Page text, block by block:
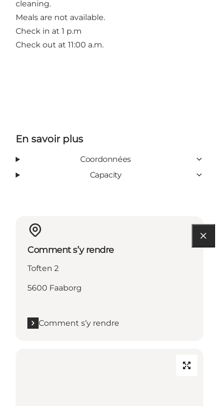
cleaning.
Meals are not available.
Check in at 1 p.m
Check out at 11:00 a.m.
En savoir plus
Coordonnées
Capacity
Comment s’y rendre
Toften 2
5600 Faaborg
Comment s’y rendre